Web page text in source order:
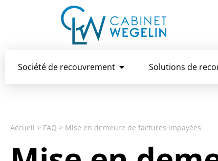
Société de recouvrement Solutions de
Accueil > FAQ > Mise en demeure de factures impayées